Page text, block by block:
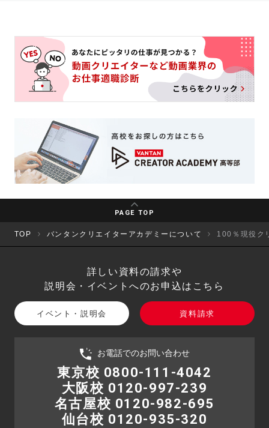
PAGE TOP
TOP バンタンクリエイターアカデミーについて 100％現役ク
詳しい資料の請求や
説明会・イベントへのお申込はこちら
イベント・説明会 資料請求
お電話でのお問い合わせ
東京校 0800-111-4042
大阪校 0120-997-239
名古屋校 0120-982-695
仙台校 0120-935-320